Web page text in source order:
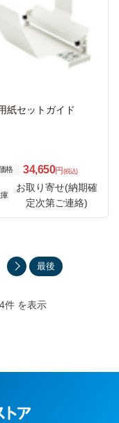
紙セットガイド
格 34,650円 (税込)
お取り寄せ(納期確
定次第ご連絡)
件 を表示
最後